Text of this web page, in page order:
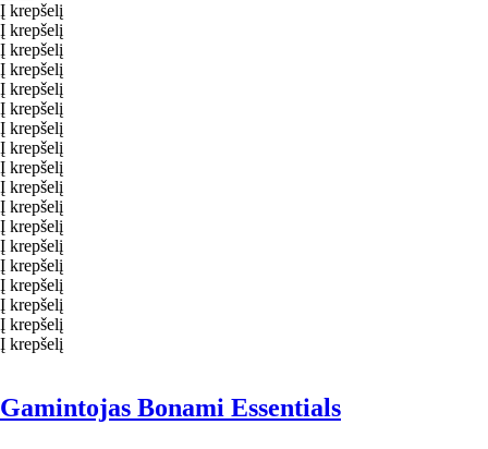
Į krepšelį
Į krepšelį
Į krepšelį
Į krepšelį
Į krepšelį
Į krepšelį
Į krepšelį
Į krepšelį
Į krepšelį
Į krepšelį
Į krepšelį
Į krepšelį
Į krepšelį
Į krepšelį
Į krepšelį
Į krepšelį
Į krepšelį
Į krepšelį
Gamintojas Bonami Essentials